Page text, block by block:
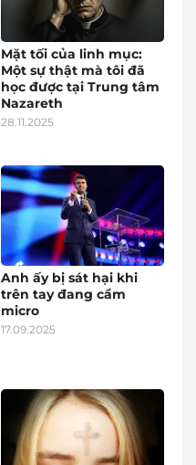
Mặt tối của linh mục:
Một sự thật mà tôi đã
học được tại Trung tâm
Nazareth
28.11.2025
Anh ấy bị sát hại khi
trên tay đang cầm
micro
17.09.2025